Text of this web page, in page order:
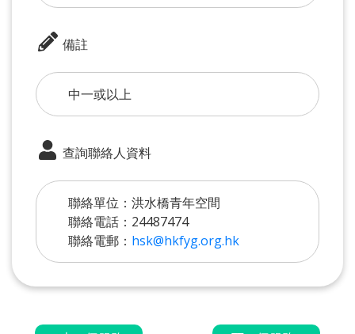
備註
中一或以上
查詢聯絡人資料
聯絡單位：洪水橋青年空間
聯絡電話：24487474
聯絡電郵： hsk@hkfyg.org.hk